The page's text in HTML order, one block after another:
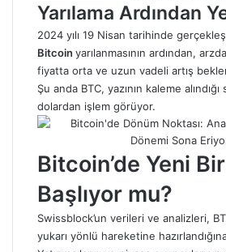
Yarılama Ardından
2024 yılı 19 Nisan tarihinde
Bitcoin yarılanmasının ardından,
fiyatta orta ve uzun vadeli artış
Şu anda BTC, yazının kaleme
dolardan işlem görüyor.
Bitcoin’de Yeni
Başlıyor mu?
Swissblock’un verileri ve analizleri,
yukarı yönlü hareketine